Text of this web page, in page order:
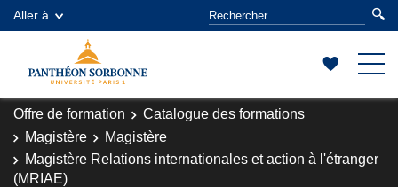
Aller à
Offre de formation
Catalogue des formations
Magistère
Magistère
Magistère Relations internationales et action à l'étranger
(MRIAE)